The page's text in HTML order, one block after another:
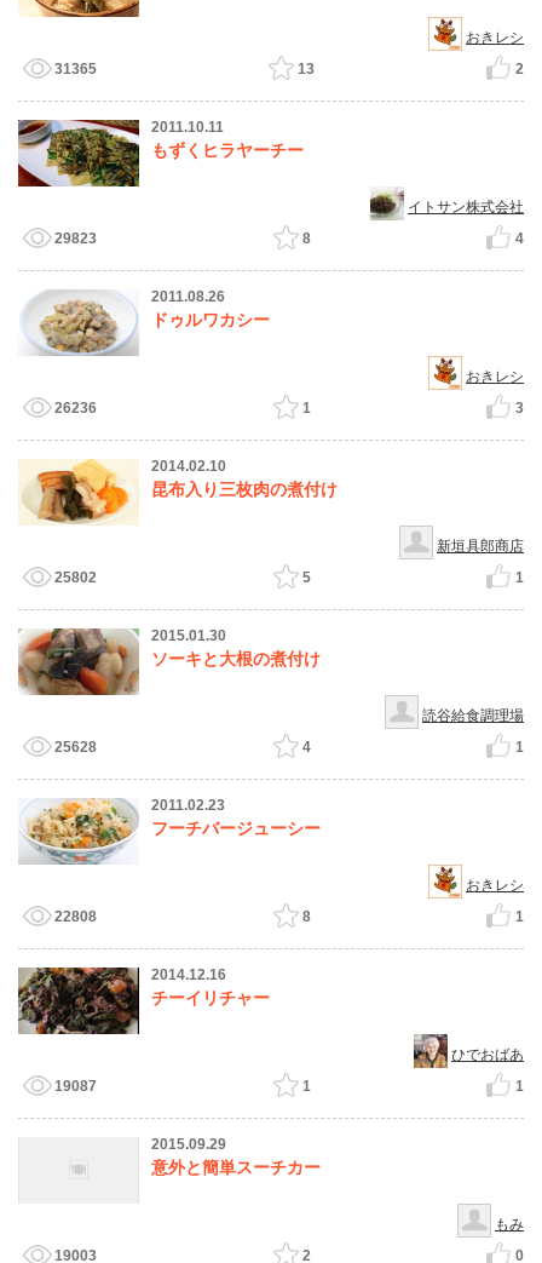
おきレシ
31365
13 2
2011.10.11
もずくヒラヤーチー
イトサン株式会社
29823
8 4
2011.08.26
ドゥルワカシー
おきレシ
26236
1 3
2014.02.10
昆布入り三枚肉の煮付け
新垣具郎商店
25802
5 1
2015.01.30
ソーキと大根の煮付け
読谷給食調理場
25628
4 1
2011.02.23
フーチバージューシー
おきレシ
22808
8 1
2014.12.16
チーイリチャー
ひでおばあ
19087
1 1
2015.09.29
意外と簡単スーチカー
もみ
19003
2 0